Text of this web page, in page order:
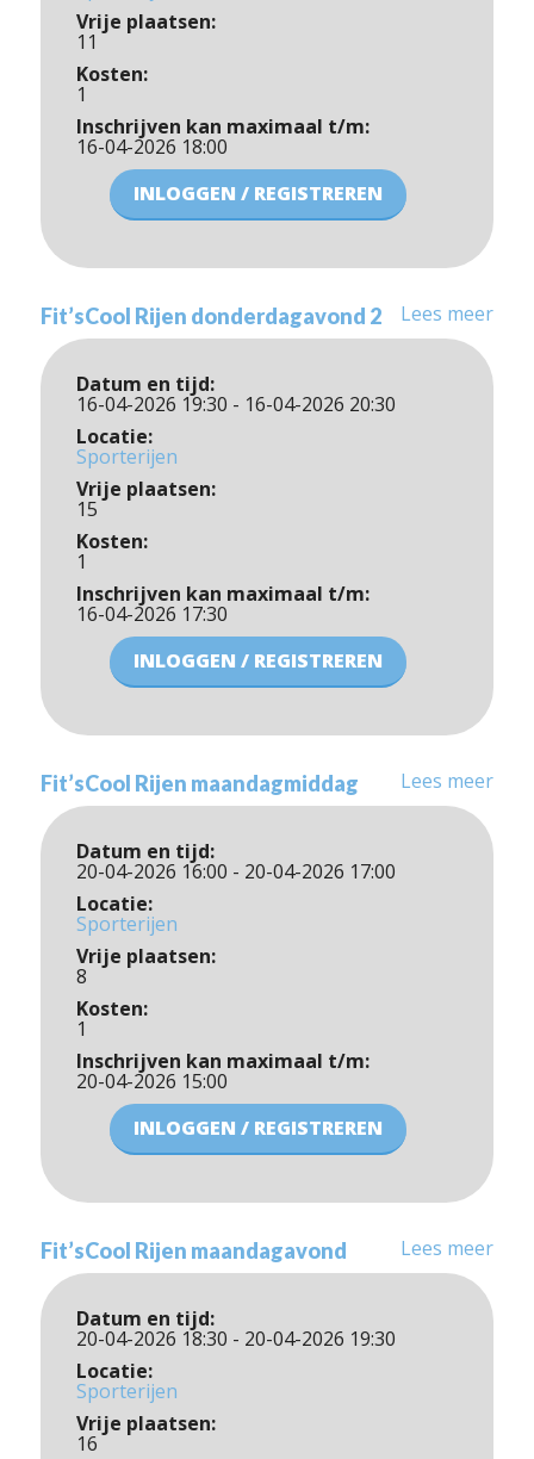
Vrije plaatsen:
11
Kosten:
1
Inschrijven kan maximaal t/m:
16-04-2026 18:00
INLOGGEN / REGISTREREN
Fit’sCool Rijen donderdagavond 2 Lees meer
Datum en tijd:
16-04-2026 19:30 - 16-04-2026 20:30
Locatie:
Sporterijen
Vrije plaatsen:
15
Kosten:
1
Inschrijven kan maximaal t/m:
16-04-2026 17:30
INLOGGEN / REGISTREREN
Fit’sCool Rijen maandagmiddag Lees meer
Datum en tijd:
20-04-2026 16:00 - 20-04-2026 17:00
Locatie:
Sporterijen
Vrije plaatsen:
8
Kosten:
1
Inschrijven kan maximaal t/m:
20-04-2026 15:00
INLOGGEN / REGISTREREN
Fit’sCool Rijen maandagavond Lees meer
Datum en tijd:
20-04-2026 18:30 - 20-04-2026 19:30
Locatie:
Sporterijen
Vrije plaatsen:
16